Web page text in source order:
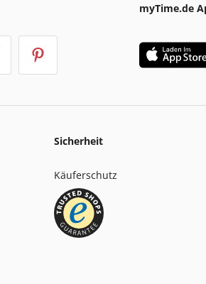
myTime.de
Sicherheit
Käuferschutz